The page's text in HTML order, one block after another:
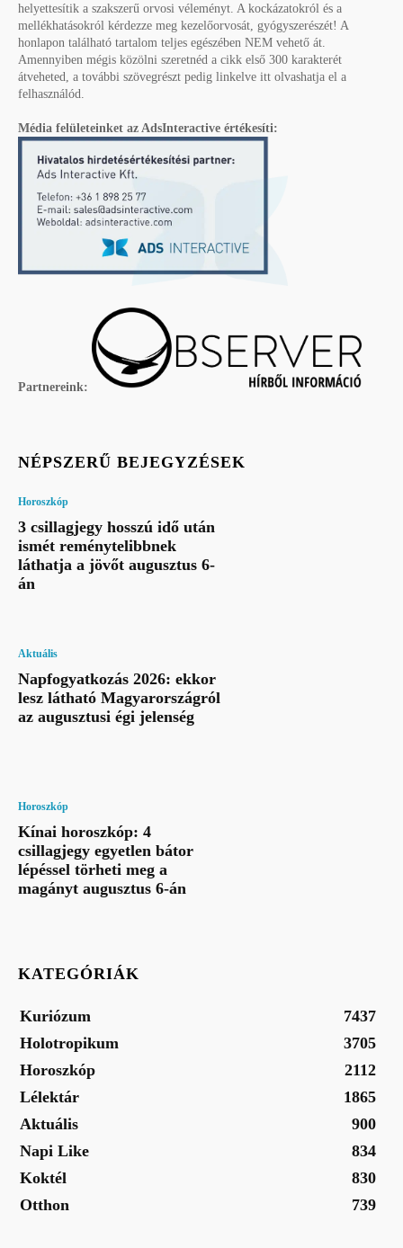
helyettesítik a szakszerű orvosi véleményt. A kockázatokról és a
mellékhatásokról kérdezze meg kezelőorvosát, gyógyszerészét! A
honlapon található tartalom teljes egészében NEM vehető át.
Amennyiben mégis közölni szeretnéd a cikk első 300 karakterét
átveheted, a további szövegrészt pedig linkelve itt olvashatja el a
felhasználód.
Média felületeinket az AdsInteractive értékesíti:
Partnereink:
NÉPSZERŰ BEJEGYZÉSEK
Horoszkóp
3 csillagjegy hosszú idő után
ismét reménytelibbnek
láthatja a jövőt augusztus 6-
án
Aktuális
Napfogyatkozás 2026: ekkor
lesz látható Magyarországról
az augusztusi égi jelenség
Horoszkóp
Kínai horoszkóp: 4
csillagjegy egyetlen bátor
lépéssel törheti meg a
magányt augusztus 6-án
KATEGÓRIÁK
Kuriózum
7437
Holotropikum
3705
Horoszkóp
2112
Lélektár
1865
Aktuális
900
Napi Like
834
Koktél
830
Otthon
739